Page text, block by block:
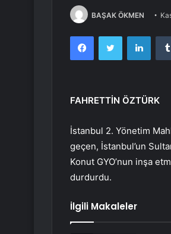
BAŞAK ÖKMEN
FacebookTwitter
FAHRETTİN ÖZTÜRK
İstanbul 2. Yönetim
geçen, İstanbul’un
Konut GYO’nun inşa
durdurdu.
İlgili Makaleler